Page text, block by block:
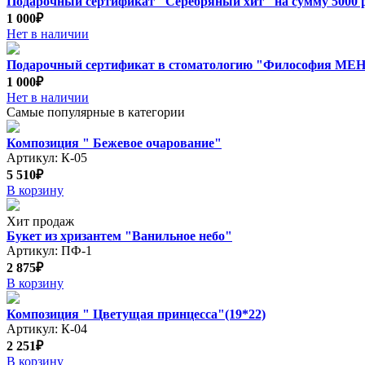
1 000₽
Нет в наличии
Подарочный сертификат в стоматологию "Философия
1 000₽
Нет в наличии
Самые популярные в категории
Композиция " Бежевое очарование"
Артикул: К-05
5 510₽
В корзину
Хит продаж
Букет из хризантем "Ванильное небо"
Артикул: ПФ-1
2 875₽
В корзину
Композиция " Цветущая принцесса"(19*22)
Артикул: К-04
2 251₽
В корзину